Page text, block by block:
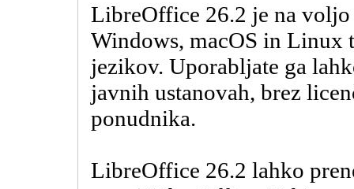
LibreOffice 26.2 je na voljo
Windows, macOS in Linux
jezikov. Uporabljate ga
javnih ustanovah, brez
ponudnika.
LibreOffice 26.2 lahko